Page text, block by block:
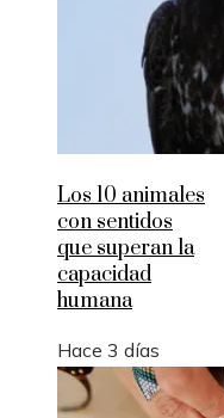
Los 10 animales
con sentidos
que superan la
capacidad
humana
Hace 3 días